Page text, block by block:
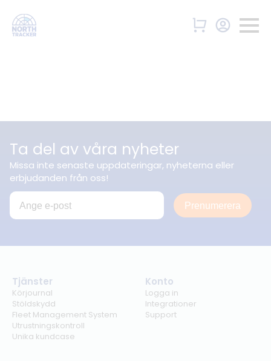
Ta del av våra nyheter
Missa inte senaste uppdateringar, nyheterna eller
erbjudanden från oss!
Prenumerera
Tjänster
Körjournal
Stöldskydd
Fleet Management System
Utrustningskontroll
Unika kundcase
Konto
Logga in
Integrationer
Support